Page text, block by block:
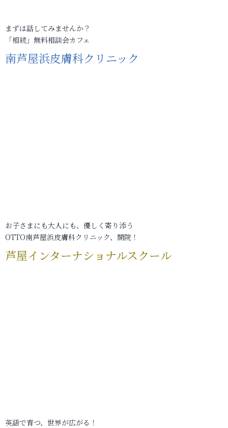
まずは話してみませんか？
「相続」無料相談会カフェ
南芦屋浜皮膚科クリニック
お子さまにも大人にも、優しく寄り添う
OTTO南芦屋浜皮膚科クリニック、開院！
芦屋インターナショナルスクール
英語で育つ、世界が広がる！